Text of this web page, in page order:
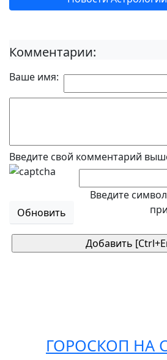
Комментарии:
Ваше имя:
Введите свой комментарий
Обновить
Введите
ГОРОСКОП НА